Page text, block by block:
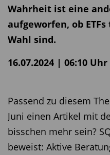
Wahrheit ist eine
aufgeworfen, ob
Wahl sind.
16.07.2024 | 06:10 Uhr
Passend zu diesem
Juni einen Artikel mit
bisschen mehr sein?
beweist: Aktive